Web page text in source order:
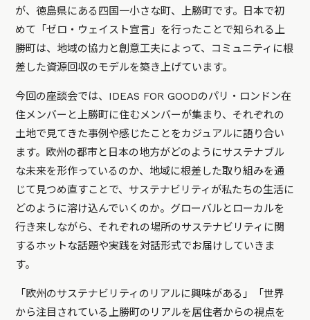
が、徳島県にある四国一小さな町、上勝町です。日本で初
めて「ゼロ・ウェイスト宣言」を行ったことで知られる上
勝町は、地域の協力と創意工夫によって、コミュニティに根
差した資源回収のモデルを築き上げています。
今回の座談会では、IDEAS FOR GOODのパリ・ロンドン在
住メンバーと上勝町に住むメンバーが集まり、それぞれの
土地で見てきた事例や感じたことをカジュアルに語り合い
ます。欧州の都市と日本の地方がどのようにサステナブル
な未来を形作っているのか、地域に根差した取り組みを通
じて見つめ直すことで、サステナビリティが私たちの生活に
どのように溶け込んでいくのか。グローバルとローカルを
行き来しながら、それぞれの場所のサステナビリティに関
するホットな話題や実践を対話形式でお届けしていきま
す。
「欧州のサステナビリティのリアルに興味がある」「世界
から注目されている上勝町のリアルを居住者からの視点を